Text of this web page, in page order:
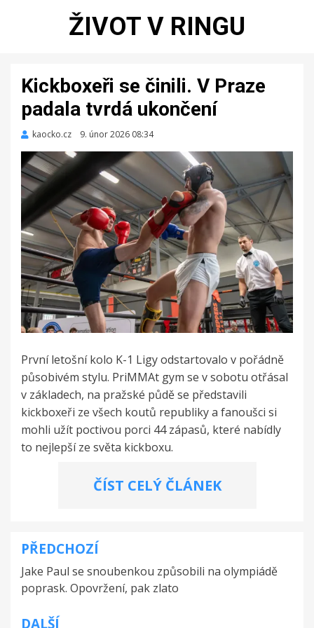
ŽIVOT V RINGU
Kickboxeři se činili. V Praze
padala tvrdá ukončení
kaocko.cz
Zveřejněno
9. únor 2026 08:34
První letošní kolo K-1 Ligy odstartovalo v pořádně
působivém stylu. PriMMAt gym se v sobotu otřásal
v základech, na pražské půdě se představili
kickboxeři ze všech koutů republiky a fanoušci si
mohli užít poctivou porci 44 zápasů, které nabídly
to nejlepší ze světa kickboxu.
ČÍST CELÝ ČLÁNEK
Navigace
pro
příspěvek
PŘEDCHOZÍ
Jake Paul se snoubenkou způsobili na olympiádě
poprask. Opovržení, pak zlato
DALŠÍ